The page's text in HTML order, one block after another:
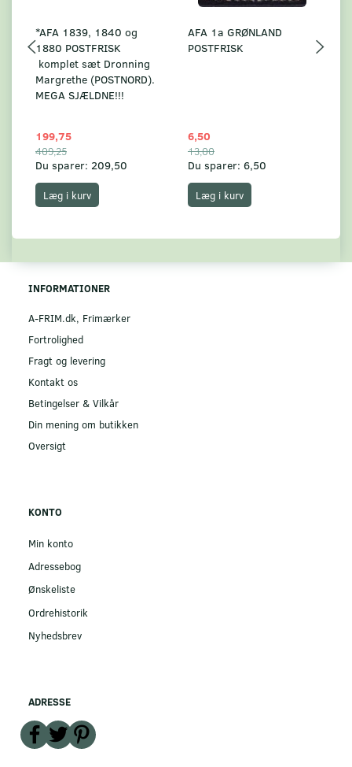
*AFA 1839, 1840 og
1880 POSTFRISK
komplet sæt Dronning
Margrethe (POSTNORD).
MEGA SJÆLDNE!!!
199,75
409,25
Du sparer: 209,50
Læg i kurv
AFA 1a GRØNLAND
POSTFRISK
6,50
13,00
Du sparer: 6,50
Læg i kurv
INFORMATIONER
A-FRIM.dk, Frimærker
Fortrolighed
Fragt og levering
Kontakt os
Betingelser & Vilkår
Din mening om butikken
Oversigt
KONTO
Min konto
Adressebog
Ønskeliste
Ordrehistorik
Nyhedsbrev
ADRESSE